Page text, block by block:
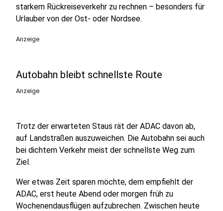
starkem Rückreiseverkehr zu rechnen – besonders für
Urlauber von der Ost- oder Nordsee.
Anzeige
Autobahn bleibt schnellste Route
Anzeige
Trotz der erwarteten Staus rät der ADAC davon ab,
auf Landstraßen auszuweichen. Die Autobahn sei auch
bei dichtem Verkehr meist der schnellste Weg zum
Ziel.
Wer etwas Zeit sparen möchte, dem empfiehlt der
ADAC, erst heute Abend oder morgen früh zu
Wochenendausflügen aufzubrechen. Zwischen heute